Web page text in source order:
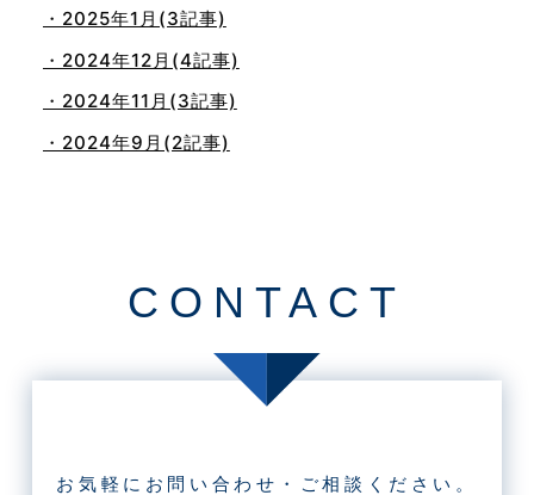
・2025年1月(3記事)
・2024年12月(4記事)
・2024年11月(3記事)
・2024年9月(2記事)
・2024年3月(1記事)
・2022年11月(1記事)
・2022年9月(3記事)
CONTACT
お気軽にお問い合わせ・ご相談ください。